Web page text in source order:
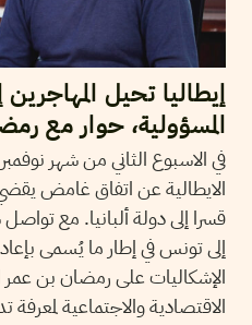
إيطاليا تحيل المهاجرين
المسؤولية، حوار مع
الايطالية عن اتفاق غامض
قسرا إلى دولة ألبانيا. مع
إلى تونس في إطار ما يُسمى
الإشكاليات على رمضان بن
الاقتصادية والاجتماعية